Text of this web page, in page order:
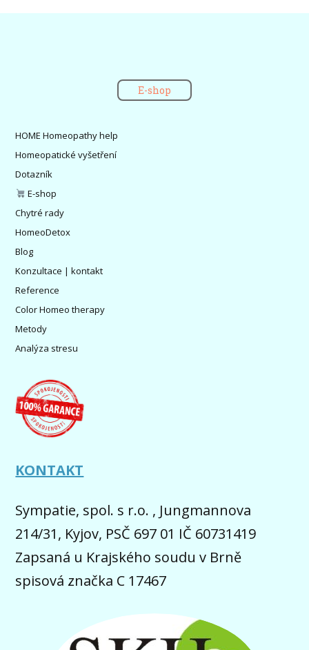
E-shop
HOME Homeopathy help
Homeopatické vyšetření
Dotazník
E-shop
Chytré rady
HomeoDetox
Blog
Konzultace | kontakt
Reference
Color Homeo therapy
Metody
Analýza stresu
KONTAKT
Sympatie, spol. s r.o. , Jungmannova
214/31, Kyjov, PSČ 697 01 IČ 60731419
Zapsaná u Krajského soudu v Brně
spisová značka C 17467